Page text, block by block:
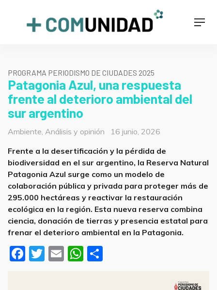
+COMUNIDAD
PROGRAMA PERIODISMO DE CIUDADES 2025
Patagonia Azul, una respuesta
frente al deterioro ambiental del
sur argentino
Categorías
Ambiente, Análisis y opinión
Posted
16 junio, 2026
Frente a la desertificación y la pérdida de
biodiversidad en el sur argentino, la Reserva Natural
Patagonia Azul surge como un modelo de
colaboración pública y privada para proteger más de
295.000 hectáreas y reactivar la restauración
ecológica en la región. Esta nueva reserva combina
ciencia, donación de tierras y presencia estatal para
frenar el deterioro ambiental en la Patagonia.
F
T
E
W